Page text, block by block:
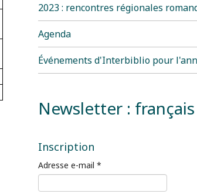
2023 : rencontres régionales
Agenda
Événements d'Interbiblio pour
Newsletter : français
Inscription
Adresse e-mail *